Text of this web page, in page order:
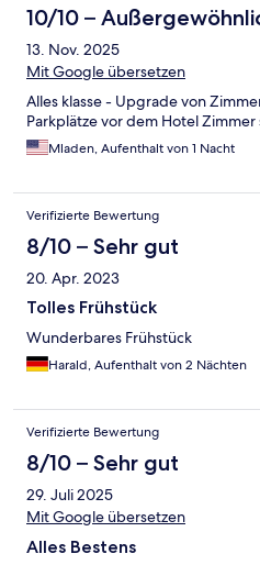
10/10 –
13. Nov. 2025
Mit Google übersetzen
Alles klasse - Upgrade von
Parkplätze vor dem Hotel Zimmer
Mladen, Aufenthalt von 1 Nacht
Verifizierte Bewertung
8/10 – Sehr gut
20. Apr. 2023
Tolles Frühstück
Wunderbares Frühstück
Harald, Aufenthalt von 2 Nächten
Verifizierte Bewertung
8/10 – Sehr gut
29. Juli 2025
Mit Google übersetzen
Alles Bestens